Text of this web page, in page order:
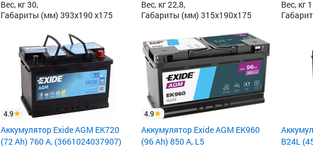
Вес, кг 30,
Габариты (мм) 393x190 x175
Вес, кг 22,8,
Габариты (мм) 315x190x175
Вес, кг
4.9
Аккумулятор Exide AGM EK720
(72 Ah) 760 А, (3661024037907)
4.9
Аккумулятор Exide AGM EK960
(96 Ah) 850 А, L5
B24L